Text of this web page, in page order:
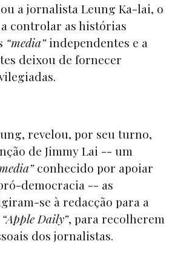
a jornalista Leung Ka-lai, o
controlar as histórias
“media”independentes e a
deixou de fornecer
revelou, por seu turno,
de Jimmy Lai -- um
conhecido por apoiar
democracia -- as
se à redacção para a
“Apple Daily”, para recolherem
dos jornalistas.